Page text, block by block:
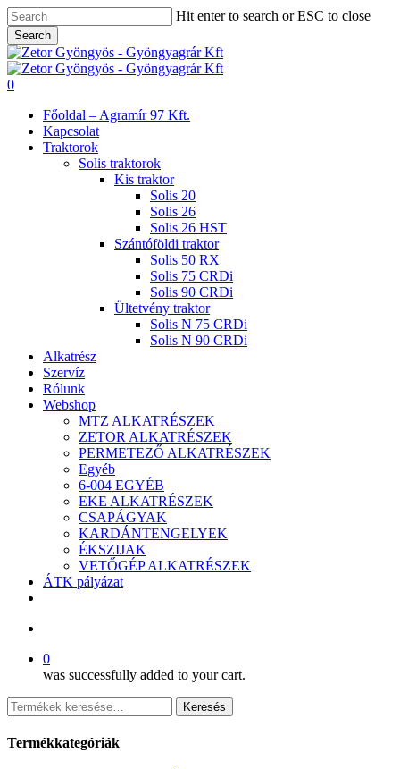
Skip
to
main
content
Hit enter to search or ESC to close
Search
Close
Search
search
0
Főoldal – Agramír 97 Kft.
Kapcsolat
Traktorok
Solis traktorok
Kis traktor
Solis 20
Solis 26
Solis 26 HST
Szántóföldi traktor
Solis 50 RX
Solis 75 CRDi
Solis 90 CRDi
Ültetvény traktor
Solis N 75 CRDi
Solis N 90 CRDi
Alkatrész
Szervíz
Rólunk
Webshop
MTZ ALKATRÉSZEK
ZETOR ALKATRÉSZEK
PERMETEZŐ ALKATRÉSZEK
Egyéb
6-004 EGYÉB
EKE ALKATRÉSZEK
CSAPÁGYAK
KARDÁNTENGELYEK
ÉKSZIJAK
VETŐGÉP ALKATRÉSZEK
ÁTK pályázat
0
was successfully added to your cart.
Keresés
a
következőre:
Keresés
Termékkategóriák